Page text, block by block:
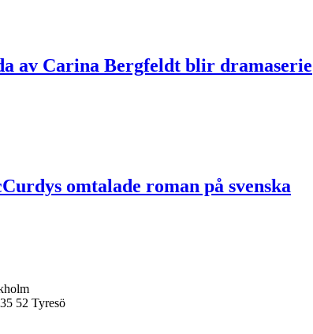
av Carina Bergfeldt blir dramaserie
omtalade roman på svenska
52 Tyresö